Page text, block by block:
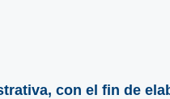
con el fin de